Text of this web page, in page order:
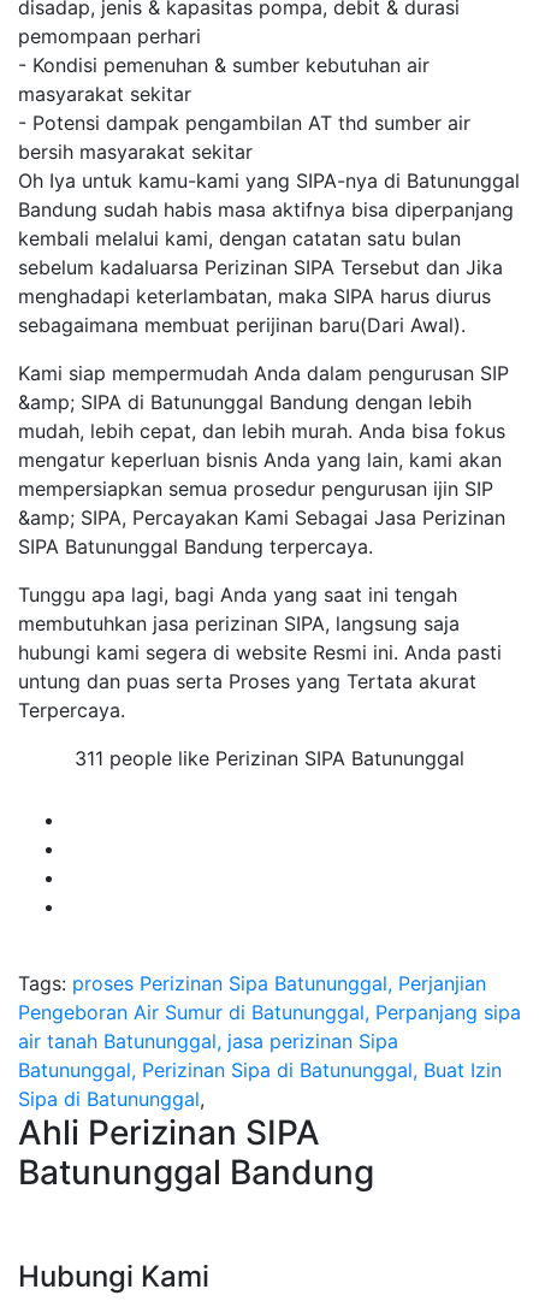
disadap, jenis & kapasitas pompa, debit & durasi
pemompaan perhari
- Kondisi pemenuhan & sumber kebutuhan air
masyarakat sekitar
- Potensi dampak pengambilan AT thd sumber air
bersih masyarakat sekitar
Oh Iya untuk kamu-kami yang SIPA-nya di Batununggal
Bandung sudah habis masa aktifnya bisa diperpanjang
kembali melalui kami, dengan catatan satu bulan
sebelum kadaluarsa Perizinan SIPA Tersebut dan Jika
menghadapi keterlambatan, maka SIPA harus diurus
sebagaimana membuat perijinan baru(Dari Awal).
Kami siap mempermudah Anda dalam pengurusan SIP
&amp; SIPA di Batununggal Bandung dengan lebih
mudah, lebih cepat, dan lebih murah. Anda bisa fokus
mengatur keperluan bisnis Anda yang lain, kami akan
mempersiapkan semua prosedur pengurusan ijin SIP
&amp; SIPA, Percayakan Kami Sebagai Jasa Perizinan
SIPA Batununggal Bandung terpercaya.
Tunggu apa lagi, bagi Anda yang saat ini tengah
membutuhkan jasa perizinan SIPA, langsung saja
hubungi kami segera di website Resmi ini. Anda pasti
untung dan puas serta Proses yang Tertata akurat
Terpercaya.
311 people like Perizinan SIPA Batununggal
Tags: proses Perizinan Sipa Batununggal, Perjanjian
Pengeboran Air Sumur di Batununggal, Perpanjang sipa
air tanah Batununggal, jasa perizinan Sipa
Batununggal, Perizinan Sipa di Batununggal, Buat Izin
Sipa di Batununggal,
Ahli Perizinan SIPA
Batununggal Bandung
Hubungi Kami